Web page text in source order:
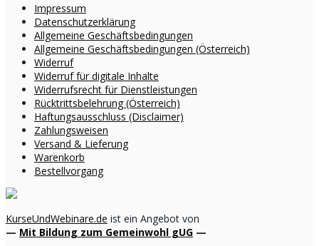
Impressum
Datenschutzerklärung
Allgemeine Geschäftsbedingungen
Allgemeine Geschäftsbedingungen (Österreich)
Widerruf
Widerruf für digitale Inhalte
Widerrufsrecht für Dienstleistungen
Rücktrittsbelehrung (Österreich)
Haftungsausschluss (Disclaimer)
Zahlungsweisen
Versand & Lieferung
Warenkorb
Bestellvorgang
KurseUndWebinare.de ist ein Angebot von
— Mit Bildung zum Gemeinwohl gUG —